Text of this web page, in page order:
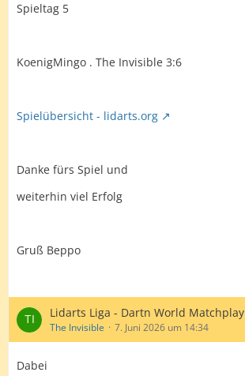
Spieltag 5
KoenigMingo . The Invisible 3:6
Spielübersicht - lidarts.org
Danke fürs Spiel und
weiterhin viel Erfolg
Gruß Beppo
Lidarts Liga - Dartn World Matchplay
The Invisible 7. Juni 2026 um 14:34
Dabei